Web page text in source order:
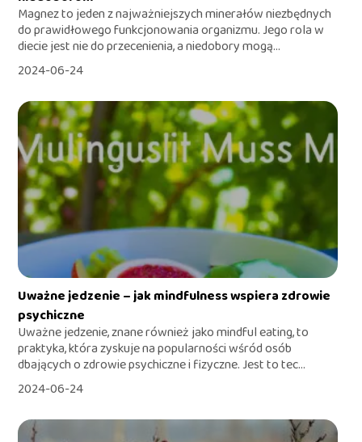
Magnez to jeden z najważniejszych minerałów niezbędnych
do prawidłowego funkcjonowania organizmu. Jego rola w
diecie jest nie do przecenienia, a niedobory mogą...
2024-06-24
Uważne jedzenie – jak mindfulness wspiera zdrowie
psychiczne
Uważne jedzenie, znane również jako mindful eating, to
praktyka, która zyskuje na popularności wśród osób
dbających o zdrowie psychiczne i fizyczne. Jest to tec...
2024-06-24